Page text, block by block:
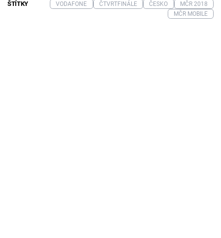
ŠTÍTKY VODAFONE ČTVRTFINÁLE ČESKO
MČR 2018
MČR MOBILE